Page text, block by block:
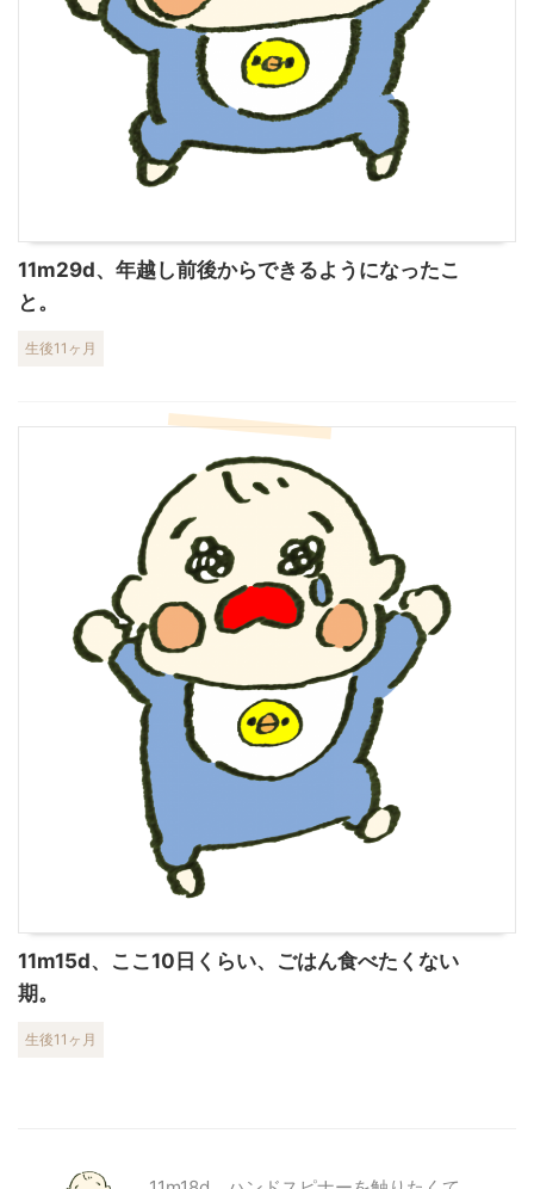
11m29d、年越し前後からできるようになったこ
と。
生後11ヶ月
11m15d、ここ10日くらい、ごはん食べたくない
期。
生後11ヶ月